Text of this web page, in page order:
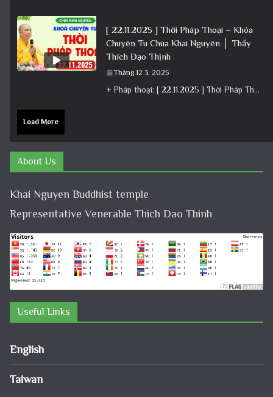
[ 22.11.2025 ] Thời Pháp Thoại – Khóa
Chuyên Tu Chùa Khai Nguyên │ Thầy
Thích Đạo Thịnh
Tháng 12 3, 2025
+ Pháp thoại: [ 22.11.2025 ] Thời Pháp Thoại – Khóa Chuyên Tu Chùa Khai Nguyên │ Thầy Thích Đạo
Load More
About Us
Khai Nguyen Buddhist temple
Representative Venerable Thich Dao Thinh
Useful Links
English
Taiwan